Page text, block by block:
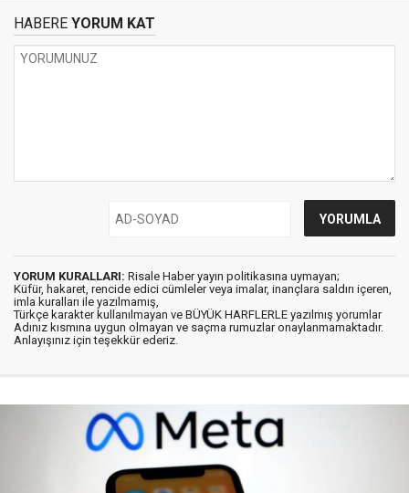
HABERE YORUM KAT
YORUM KURALLARI: Risale Haber yayın politikasına uymayan;
Küfür, hakaret, rencide edici cümleler veya imalar, inançlara saldırı içeren,
imla kuralları ile yazılmamış,
Türkçe karakter kullanılmayan ve BÜYÜK HARFLERLE yazılmış yorumlar
Adınız kısmına uygun olmayan ve saçma rumuzlar onaylanmamaktadır.
Anlayışınız için teşekkür ederiz.